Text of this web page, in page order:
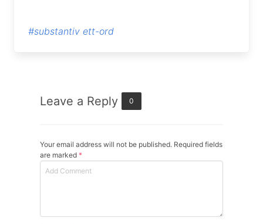
#substantiv ett-ord
Leave a Reply 0
Your email address will not be published. Required fields
are marked *